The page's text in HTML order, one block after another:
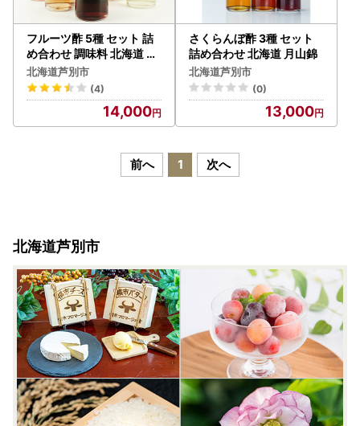
フルーツ酢 5種 セット 詰
め合わせ 調味料 北海道 桃
酢
北海道芦別市
(4)
14,000
さくらんぼ酢 3種 セット
詰め合わせ 北海道 月山錦
北海道芦別市
(0)
13,000
前へ 1 次へ
北海道芦別市